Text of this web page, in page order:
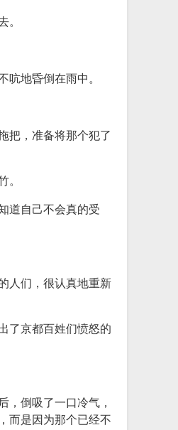
。
地昏倒在雨中。
把，准备将那个犯了
。
道自己不会真的受
人们，很认真地重新
了京都百姓们愤怒的
，倒吸了一口冷气，
而是因为那个已经不